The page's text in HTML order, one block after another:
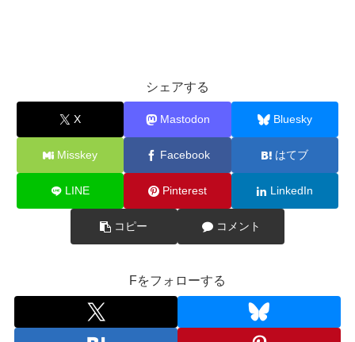
シェアする
X Mastodon Bluesky
Misskey Facebook はてブ
LINE Pinterest LinkedIn
コピー コメント
Fをフォローする